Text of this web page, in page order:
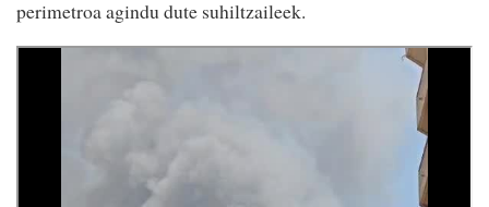
perimetroa agindu dute suhiltzaileek.